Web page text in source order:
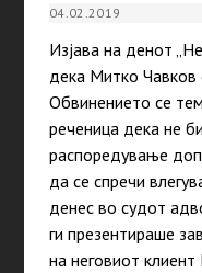
04.02.2019
Изјава на денот
дека Митко Чавков
Обвинението се
реченица дека не
распоредување
да се спречи
денес во судот
ги презентираше
на неговиот